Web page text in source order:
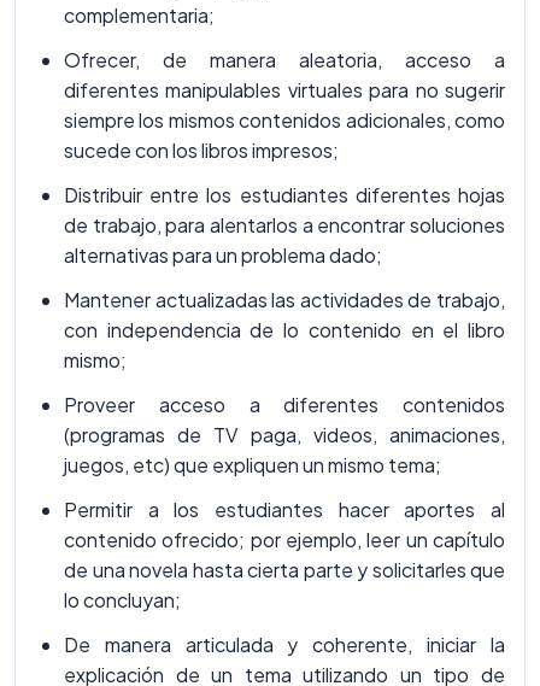
complementaria;
Ofrecer, de manera aleatoria, acceso a
diferentes manipulables virtuales para no sugerir
siempre los mismos contenidos adicionales, como
sucede con los libros impresos;
Distribuir entre los estudiantes diferentes hojas
de trabajo, para alentarlos a encontrar soluciones
alternativas para un problema dado;
Mantener actualizadas las actividades de trabajo,
con independencia de lo contenido en el libro
mismo;
Proveer acceso a diferentes contenidos
(programas de TV paga, videos, animaciones,
juegos, etc) que expliquen un mismo tema;
Permitir a los estudiantes hacer aportes al
contenido ofrecido; por ejemplo, leer un capítulo
de una novela hasta cierta parte y solicitarles que
lo concluyan;
De manera articulada y coherente, iniciar la
explicación de un tema utilizando un tipo de